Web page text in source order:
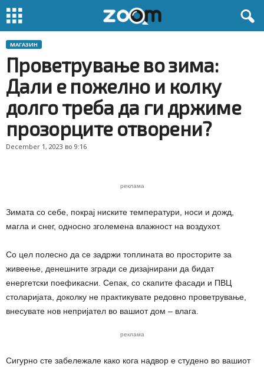
МАГАЗИН
Проветрување во зима:
Дали е пожелно и колку
долго треба да ги држиме
прозорците отворени?
December 1, 2023 во 9:16
реклама
Зимата со себе, покрај ниските температури, носи и дожд,
магла и снег, односно зголемена влажност на воздухот.
Со цел полесно да се задржи топлината во просторите за
живеење, денешните згради се дизајнирани да бидат
енергетски поефикасни. Сепак, со скапите фасади и ПВЦ
столаријата, доколку не практикувате редовно проветрување,
внесувате нов непријател во вашиот дом – влага.
реклама
Сигурно сте забележале како кога надвор е студено во вашиот